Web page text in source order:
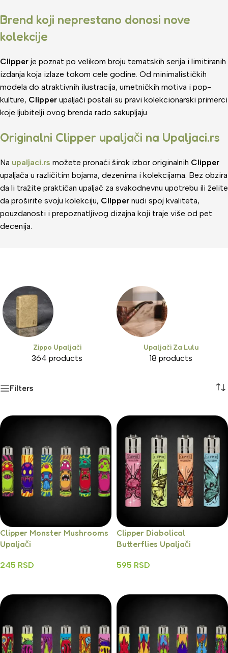
Brend koji neprestano donosi nove
kolekcije
Clipper je poznat po velikom broju tematskih serija i limitiranih
izdanja koja izlaze tokom cele godine. Od minimalističkih
modela do atraktivnih ilustracija, umetničkih motiva i pop-
kulture, Clipper upaljači postali su pravi kolekcionarski primerci
koje ljubitelji ovog brenda rado sakupljaju.
Originalni Clipper upaljači na Upaljaci.rs
Na upaljaci.rs možete pronaći širok izbor originalnih Clipper
upaljača u različitim bojama, dezenima i kolekcijama. Bez obzira
da li tražite praktičan upaljač za svakodnevnu upotrebu ili želite
da proširite svoju kolekciju, Clipper nudi spoj kvaliteta,
pouzdanosti i prepoznatljivog dizajna koji traje više od pet
decenija.
Zippo Upaljači
364 products
Upaljači Za Lulu
18 products
Filters
Clipper Monster Mushrooms
Upaljači
245 RSD
Clipper Diabolical
Butterflies Upaljači
595 RSD